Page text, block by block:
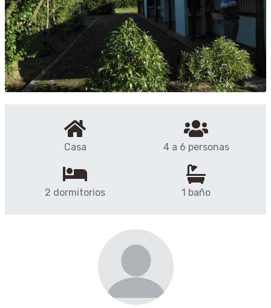
Casa 4 a 6 personas
2 dormitorios 1 baño